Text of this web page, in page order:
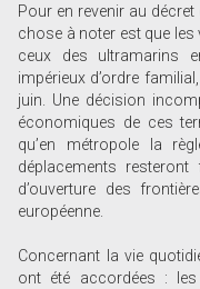
Pour en revenir au
chose à noter est que les
ceux des ultramarins
impérieux d’ordre
juin. Une décision
économiques de ces
qu’en métropole la
déplacements
d’ouverture des
européenne.
Concernant la vie
ont été accordées :